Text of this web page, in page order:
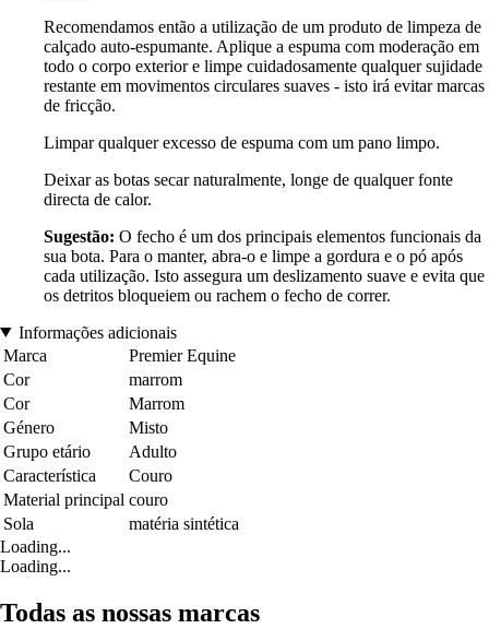
Recomendamos então a utilização de um produto de limpeza de
calçado auto-espumante. Aplique a espuma com moderação em
todo o corpo exterior e limpe cuidadosamente qualquer sujidade
restante em movimentos circulares suaves - isto irá evitar marcas
de fricção.
Limpar qualquer excesso de espuma com um pano limpo.
Deixar as botas secar naturalmente, longe de qualquer fonte
directa de calor.
Sugestão: O fecho é um dos principais elementos funcionais da
sua bota. Para o manter, abra-o e limpe a gordura e o pó após
cada utilização. Isto assegura um deslizamento suave e evita que
os detritos bloqueiem ou rachem o fecho de correr.
Informações adicionais
Marca
Premier Equine
Cor
marrom
Cor
Marrom
Género
Misto
Grupo etário
Adulto
Característica
Couro
Material principal couro
Sola
matéria sintética
Loading...
Loading...
Todas as nossas marcas